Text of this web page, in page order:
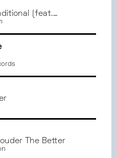
(feat.
The Better